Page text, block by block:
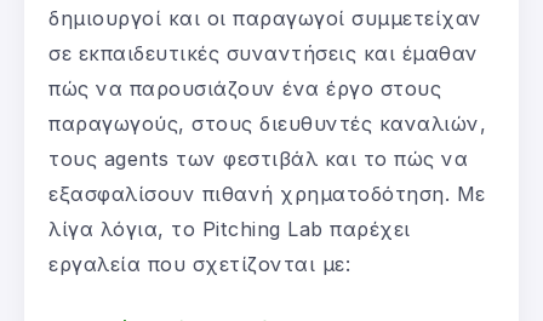
δημιουργοί και οι παραγωγοί συμμετείχαν
σε εκπαιδευτικές συναντήσεις και έμαθαν
πώς να παρουσιάζουν ένα έργο στους
παραγωγούς, στους διευθυντές καναλιών,
τους agents των φεστιβάλ και το πώς να
εξασφαλίσουν πιθανή χρηματοδότηση. Με
λίγα λόγια, το Pitching Lab παρέχει
εργαλεία που σχετίζονται με: